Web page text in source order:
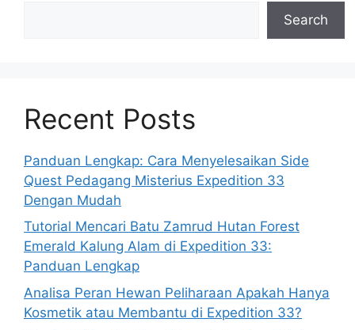
Search
Recent Posts
Panduan Lengkap: Cara Menyelesaikan Side
Quest Pedagang Misterius Expedition 33
Dengan Mudah
Tutorial Mencari Batu Zamrud Hutan Forest
Emerald Kalung Alam di Expedition 33:
Panduan Lengkap
Analisa Peran Hewan Peliharaan Apakah Hanya
Kosmetik atau Membantu di Expedition 33?